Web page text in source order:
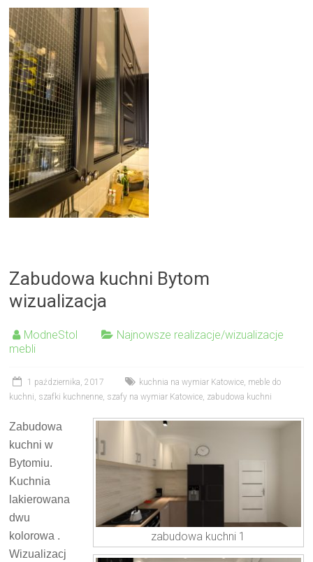
Zabudowa kuchni Bytom
wizualizacja
ModneStol
Najnowsze realizacje/wizualizacje
mebli
1 października, 2017 kuchnia na wymiar Katowice, meble do
kuchni, szafki kuchnenne, szafy na wymiar Katowice, zabudowa kuchni
zabudowa kuchni 1
Zabudowa
kuchni w
Bytomiu.
Kuchnia
lakierowana
dwu
kolorowa .
Wizualizacj